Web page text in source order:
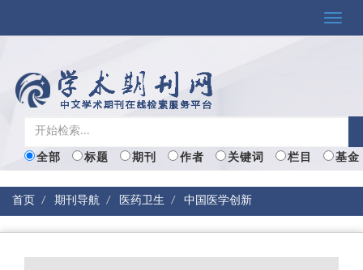
Toggle
全部 标题 期刊 作者 关键词 栏目 基金
首页 期刊导航 医药卫生 中国医学创新